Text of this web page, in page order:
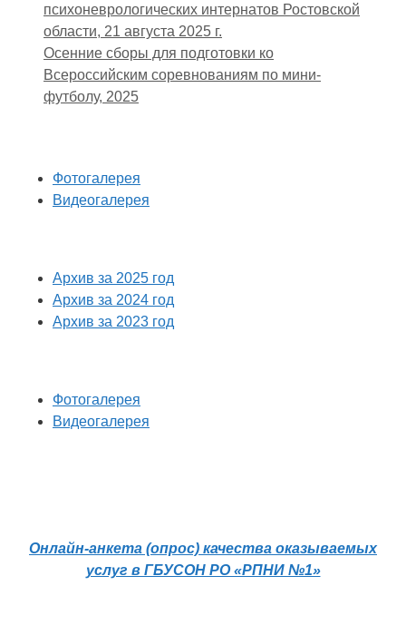
психоневрологических интернатов Ростовской
области, 21 августа 2025 г.
Осенние сборы для подготовки ко
Всероссийским соревнованиям по мини-
футболу, 2025
Фотогалерея
Видеогалерея
Архив за 2025 год
Архив за 2024 год
Архив за 2023 год
Фотогалерея
Видеогалерея
Онлайн-анкета (опрос) качества оказываемых
услуг в ГБУСОН РО «РПНИ №1»